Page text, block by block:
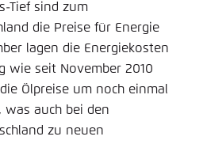
Tief sind zum
die Preise für Energie
lagen die Energiekosten
wie seit November 2010
Ölpreise um noch einmal
auch bei den
zu neuen
diese Webseite im Browser
Übernehmen